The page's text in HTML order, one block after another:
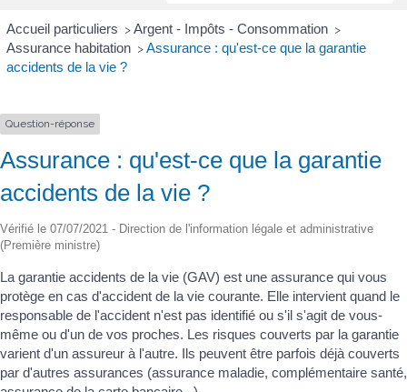
Accueil particuliers > Argent - Impôts - Consommation >
Assurance habitation > Assurance : qu'est-ce que la garantie
accidents de la vie ?
Question-réponse
Assurance : qu'est-ce que la garantie
accidents de la vie ?
Vérifié le 07/07/2021 - Direction de l'information légale et administrative
(Première ministre)
La garantie accidents de la vie (GAV) est une assurance qui vous
protège en cas d'accident de la vie courante. Elle intervient quand le
responsable de l'accident n'est pas identifié ou s'il s'agit de vous-
même ou d'un de vos proches. Les risques couverts par la garantie
varient d'un assureur à l'autre. Ils peuvent être parfois déjà couverts
par d'autres assurances (assurance maladie, complémentaire santé,